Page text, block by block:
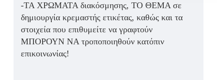
-ΤΑ ΧΡΩΜΑΤΑ διακόσμησης, ΤΟ ΘΕΜΑ σε
δημιουργία κρεμαστής ετικέτας, καθώς και τα
στοιχεία που επιθυμείτε να γραφτούν
ΜΠΟΡΟΥΝ ΝΑ τροποποιηθούν κατόπιν
επικοινωνίας!